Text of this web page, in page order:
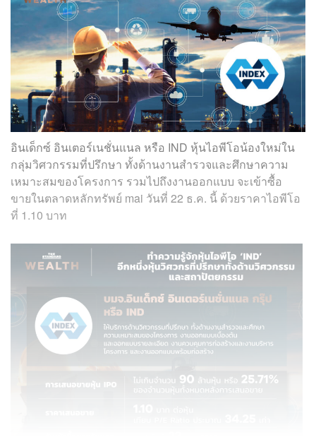
อินเด็กซ์ อินเตอร์เนชั่นแนล หรือ IND หุ้นไอพีโอน้องใหม่ใน
กลุ่มวิศวกรรมที่ปรึกษา ทั้งด้านงานสำรวจและศึกษาความ
เหมาะสมของโครงการ รวมไปถึงงานออกแบบ จะเข้าซื้อ
ขายในตลาดหลักทรัพย์ mai วันที่ 22 ธ.ค. นี้ ด้วยราคาไอพีโอ
ที่ 1.10 บาท